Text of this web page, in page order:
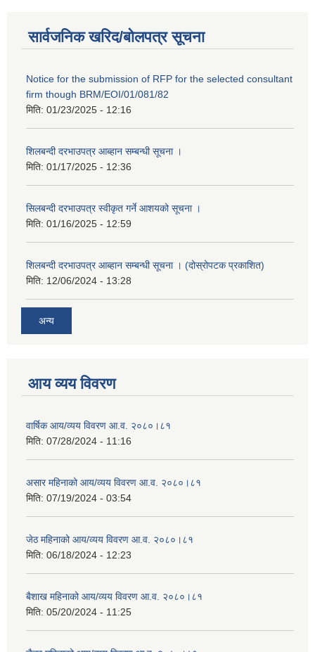
सार्वजनिक खरिद/बोलपत्र सूचना
Notice for the submission of RFP for the selected consultant
firm though BRM/EOI/01/081/82
मिति: 01/23/2025 - 12:16
शिलबन्दी दरभाउपत्र आब्हान सम्बन्धी सूचना ।
मिति: 01/17/2025 - 12:36
सिलबन्दी दरभाउपत्र स्वीकृत गर्ने आशयको सूचना ।
मिति: 01/16/2025 - 12:59
शिलबन्दी दरभाउपत्र आब्हान सम्बन्धी सूचना । (दोस्रोपटक प्रकाशित)
मिति: 12/06/2024 - 13:28
अन्य
आय व्यय विवरण
वार्षिक आय/व्यय विवरण आ.व. २०८०।८१
मिति: 07/28/2024 - 11:16
असार महिनाको आय/व्यय विवरण आ.व. २०८०।८१
मिति: 07/19/2024 - 03:54
जेठ महिनाको आय/व्यय विवरण आ.व. २०८०।८१
मिति: 06/18/2024 - 12:23
बैशाख महिनाको आय/व्यय विवरण आ.व. २०८०।८१
मिति: 05/20/2024 - 11:25